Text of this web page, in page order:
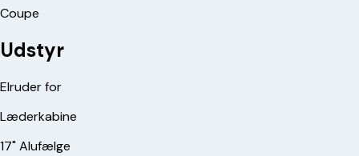
Coupe
Udstyr
Elruder for
Læderkabine
17" Alufælge